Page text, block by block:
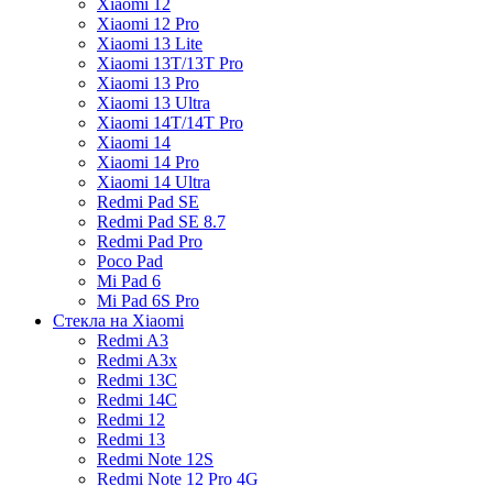
Xiaomi 12
Xiaomi 12 Pro
Xiaomi 13 Lite
Xiaomi 13T/13T Pro
Xiaomi 13 Pro
Xiaomi 13 Ultra
Xiaomi 14T/14T Pro
Xiaomi 14
Xiaomi 14 Pro
Xiaomi 14 Ultra
Redmi Pad SE
Redmi Pad SE 8.7
Redmi Pad Pro
Poco Pad
Mi Pad 6
Mi Pad 6S Pro
Стекла на Xiaomi
Redmi A3
Redmi A3x
Redmi 13C
Redmi 14C
Redmi 12
Redmi 13
Redmi Note 12S
Redmi Note 12 Pro 4G